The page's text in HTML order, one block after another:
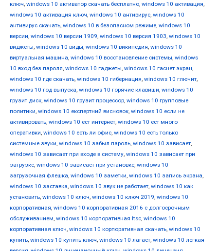
ключ, windows 10 активатор скачать бесплатно, windows 10 активация,
windows 10 активация ключ, windows 10 антивирус, windows 10
антивирус скачать, windows 10 в безопасном режиме, windows 10
версии, windows 10 версии 1909, windows 10 версия 1903, windows 10
виджеты, windows 10 виды, windows 10 википедия, windows 10
виртуальная машина, windows 10 восстановление системы, windows
10 вход без пароля, windows 10 гаджеты, windows 10 гаснет экран,
windows 10 где скачать, windows 10 гибернация, windows 10 глючит,
windows 10 год выпуска, windows 10 горячие клавиши, windows 10
грузит диск, windows 10 грузит процессор, windows 10 групповые
политики, windows 10 експертний висновок, windows 10 если не
активировать, windows 10 ест интернет, windows 10 ест много
оперативки, windows 10 есть ли офис, windows 10 есть только
системные звуки, windows 10 забыл пароль, windows 10 зависает,
windows 10 зависает при входе в систему, windows 10 зависает при
загрузке, windows 10 зависает при установке, windows 10
загрузочная флешка, windows 10 заметки, windows 10 запись экрана,
windows 10 заставка, windows 10 звук не работает, windows 10 как
установить, windows 10 ключ, windows 10 ключ 2019, windows 10
корпоративная, windows 10 корпоративная 2016 с долгосрочным
обслуживанием, windows 10 корпоративная ltsc, windows 10
корпоративная ключ, windows 10 корпоративная скачать, windows 10
купить, windows 10 купить ключ, windows 10 лагает, windows 10 легкая